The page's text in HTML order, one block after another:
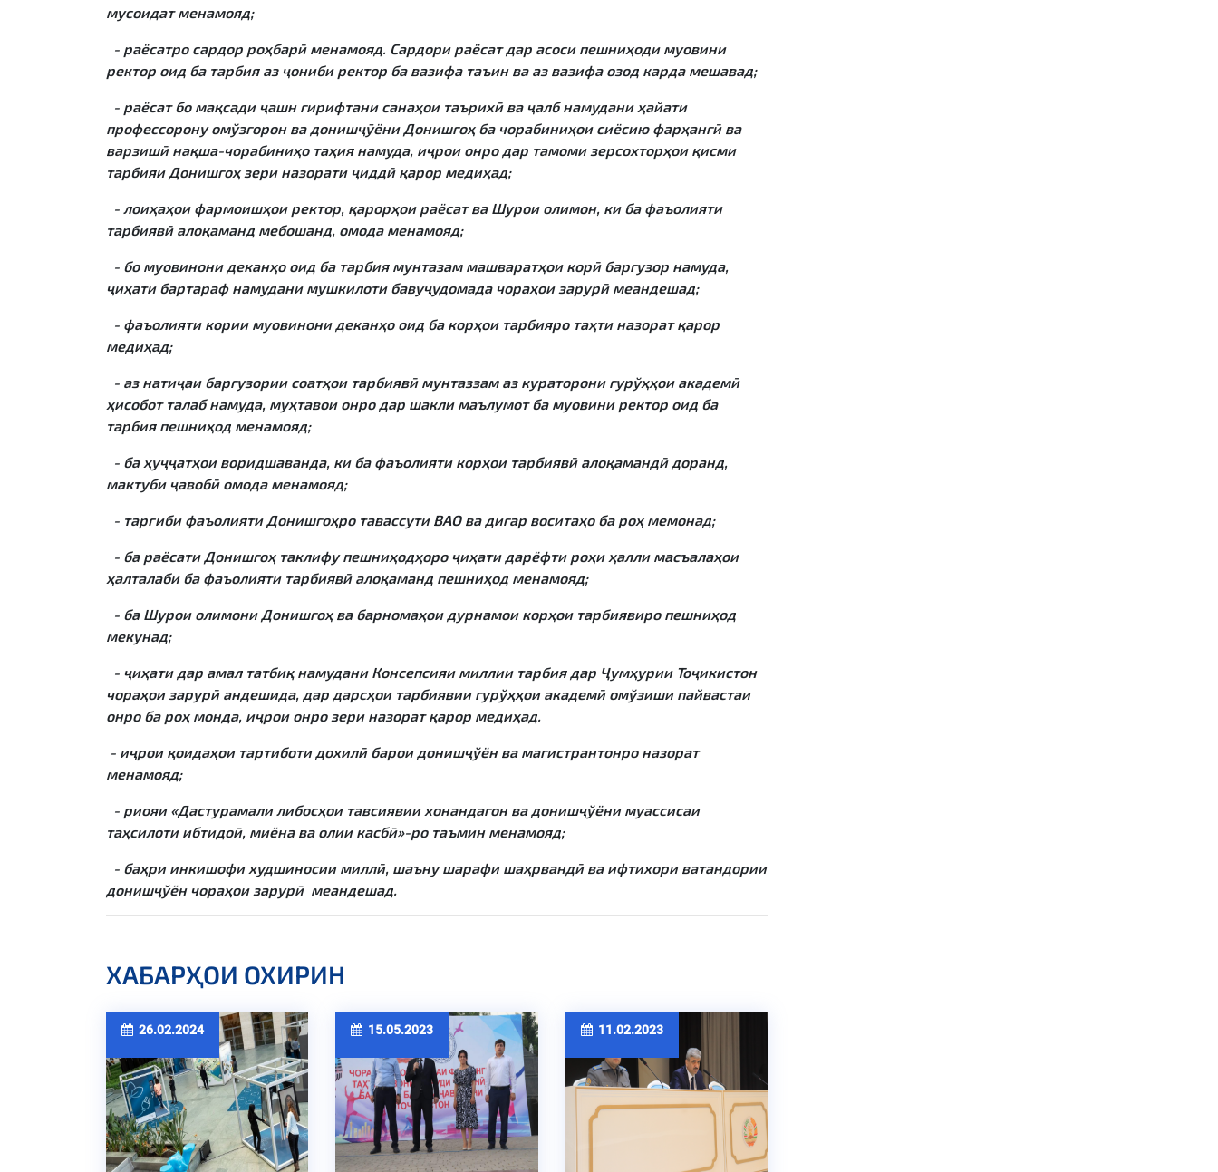
мусоидат менамояд;
- раёсатро сардор роҳбарӣ менамояд. Сардори раёсат дар асоси пешниҳоди муовини
ректор оид ба тарбия аз ҷониби ректор ба вазифа таъин ва аз вазифа озод карда мешавад;
- раёсат бо мақсади ҷашн гирифтани санаҳои таърихӣ ва ҷалб намудани ҳайати
профессорону омўзгорон ва донишҷӯёни Донишгоҳ ба чорабиниҳои сиёсию фарҳангӣ ва
варзишӣ нақша-чорабиниҳо таҳия намуда, иҷрои онро дар тамоми зерсохторҳои қисми
тарбияи Донишгоҳ зери назорати ҷиддӣ қарор медиҳад;
- лоиҳаҳои фармоишҳои ректор, қарорҳои раёсат ва Шурои олимон, ки ба фаъолияти
тарбиявӣ алоқаманд мебошанд, омода менамояд;
- бо муовинони деканҳо оид ба тарбия мунтазам машваратҳои корӣ баргузор намуда,
ҷиҳати бартараф намудани мушкилоти бавуҷудомада чораҳои зарурӣ меандешад;
- фаъолияти кории муовинони деканҳо оид ба корҳои тарбияро таҳти назорат қарор
медиҳад;
- аз натиҷаи баргузории соатҳои тарбиявӣ мунтаззам аз кураторони гурўҳҳои академӣ
ҳисобот талаб намуда, муҳтавои онро дар шакли маълумот ба муовини ректор оид ба
тарбия пешниҳод менамояд;
- ба ҳуҷҷатҳои воридшаванда, ки ба фаъолияти корҳои тарбиявӣ алоқамандӣ доранд,
мактуби ҷавобӣ омода менамояд;
- тарғиби фаъолияти Донишгоҳро тавассути ВАО ва дигар воситаҳо ба роҳ мемонад;
- ба раёсати Донишгоҳ таклифу пешниҳодҳоро ҷиҳати дарёфти роҳи ҳалли масъалаҳои
ҳалталаби ба фаъолияти тарбиявӣ алоқаманд пешниҳод менамояд;
- ба Шурои олимони Донишгоҳ ва барномаҳои дурнамои корҳои тарбиявиро пешниҳод
мекунад;
- ҷиҳати дар амал татбиқ намудани Консепсияи миллии тарбия дар Ҷумҳурии Тоҷикистон
чораҳои зарурӣ андешида, дар дарсҳои тарбиявии гурўҳҳои академӣ омўзиши пайвастаи
онро ба роҳ монда, иҷрои онро зери назорат қарор медиҳад.
- иҷрои қоидаҳои тартиботи дохилӣ барои донишҷўён ва магистрантонро назорат
менамояд;
- риояи «Дастурамали либосҳои тавсиявии хонандагон ва донишҷўёни муассисаи
таҳсилоти ибтидоӣ, миёна ва олии касбӣ»-ро таъмин менамояд;
- баҳри инкишофи худшиносии миллӣ, шаъну шарафи шаҳрвандӣ ва ифтихори ватандории
донишҷўён чораҳои зарурӣ меандешад.
ХАБАРҲОИ ОХИРИН
26.02.2024 15.05.2023 11.02.2023